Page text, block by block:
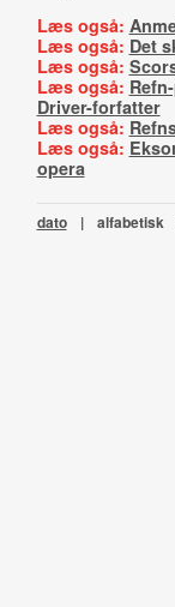
Læs også:
Læs også: Det
Læs også:
Læs også:
Driver-forfatter
Læs også:
Læs også:
opera
dato | alfabetisk